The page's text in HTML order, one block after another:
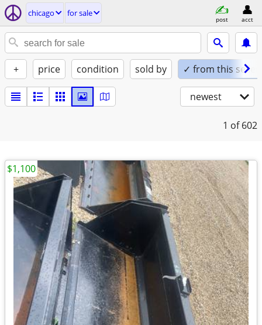
chicago for sale
post acct
+ price condition sold by ✓ from this seller
newest
1 of 602
$1,100